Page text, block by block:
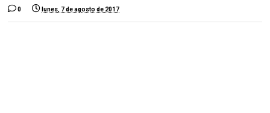
0 lunes, 7 de agosto de 2017